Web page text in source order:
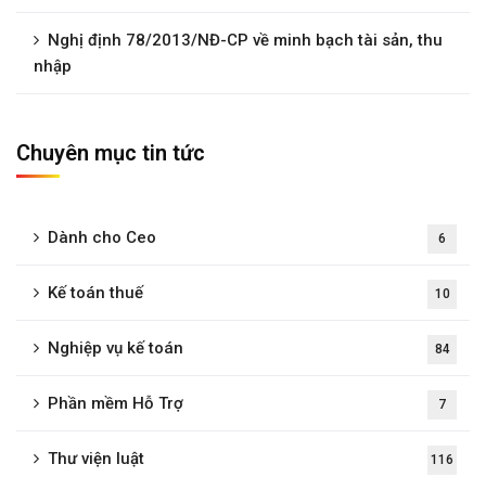
Nghị định 78/2013/NĐ-CP về minh bạch tài sản, thu
nhập
Chuyên mục tin tức
Dành cho Ceo 6
Kế toán thuế 10
Nghiệp vụ kế toán 84
Phần mềm Hỗ Trợ 7
Thư viện luật 116